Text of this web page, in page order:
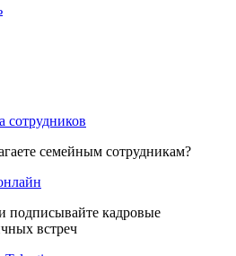
сотрудников
семейным сотрудникам?
подписывайте кадровые
встреч